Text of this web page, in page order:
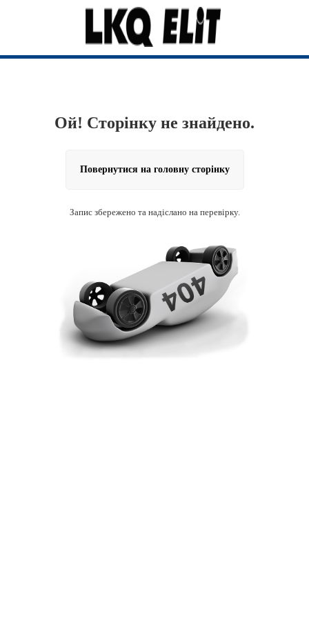
Ой! Сторінку не знайдено.
Повернутися на головну сторінку
Запис збережено та надіслано на перевірку.